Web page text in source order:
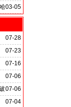
03-05
07-28
07-23
07-16
07-06
07-06
07-04